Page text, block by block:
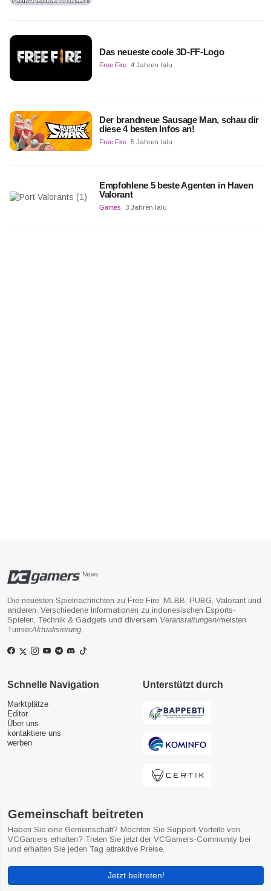
Das neueste coole 3D-FF-Logo
Free Fire 4 Jahren lalu
Der brandneue Sausage Man, schau dir
diese 4 besten Infos an!
Free Fire 5 Jahren lalu
Empfohlene 5 beste Agenten in Haven
Valorant
Games 3 Jahren lalu
News
Die neuesten Spielnachrichten zu Free Fire, MLBB, PUBG, Valorant und
anderen. Verschiedene Informationen zu indonesischen Esports-
Spielen, Technik & Gadgets und diversem Veranstaltungen/meisten
TurnierAktualisierung
Schnelle Navigation
Marktplätze
Editor
Über uns
kontaktiere uns
werben
Unterstützt durch
Gemeinschaft beitreten
Haben Sie eine Gemeinschaft? Möchten Sie Support-Vorteile von
VCGamers erhalten? Treten Sie jetzt der VCGamers-Community bei
und erhalten Sie jeden Tag attraktive Preise.
Jetzt beitreten!